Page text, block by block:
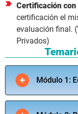
Certificación
certificación el
evaluación final.
Privados)
Módulo 1: